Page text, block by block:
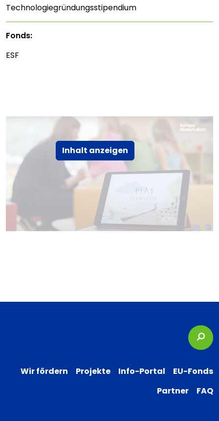
Inhalt anzeigen
Technologiegründungsstipendium
Fonds:
ESF
Wir fördern Projekte Info-Portal
EU-Fonds
Partner
FAQ